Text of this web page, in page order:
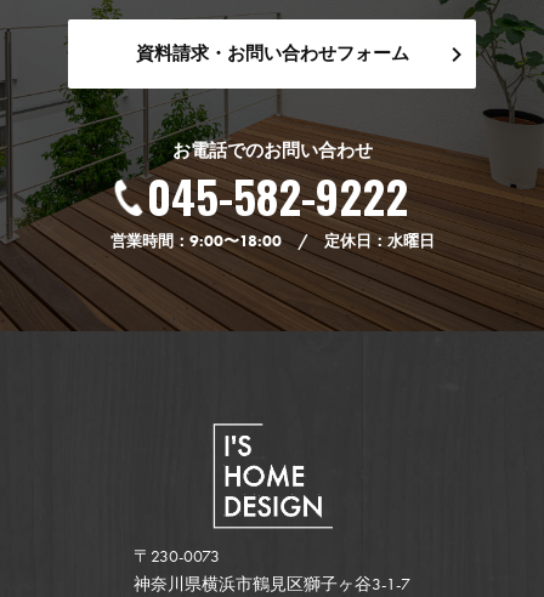
資料請求・お問い合わせフォーム
お電話でのお問い合わせ
045-582-9222
営業時間：9:00〜18:00 / 定休日：水曜日
〒230-0073
神奈川県横浜市鶴見区獅子ヶ谷3-1-7